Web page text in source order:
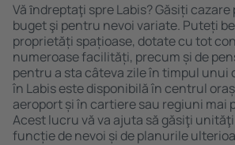
Vă ȋndreptaţi spre Labis? Găsiți
buget şi pentru nevoi variate. Puteți
proprietăți spațioase, dotate cu tot
numeroase facilități, precum și de
pentru a sta câteva zile în timpul unui
în Labis este disponibilă în centrul
aeroport și în cartiere sau regiuni mai
Acest lucru vă va ajuta să găsiţi
funcție de nevoi și de planurile